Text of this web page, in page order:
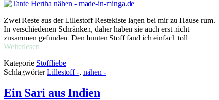
Zwei Reste aus der Lillestoff Restekiste lagen bei mir zu Hause rum.
In verschiedenen Schränken, daher haben sie auch erst nicht
zusammen gefunden. Den bunten Stoff fand ich einfach toll.…
Weiterlesen
Kategorie Stoffliebe
SchlagwörterLillestoff -, nähen -
Ein Sari aus Indien